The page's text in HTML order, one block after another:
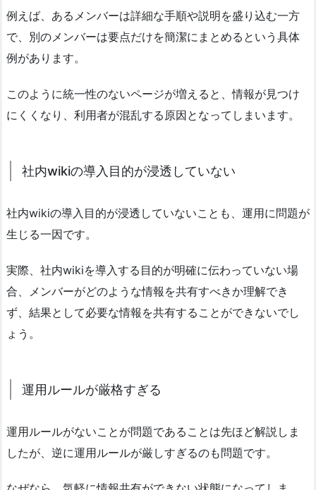
例えば、あるメンバーは詳細な手順や説明を盛り込む一方
で、別のメンバーは要点だけを簡潔にまとめるという具体
例があります。
このように統一性のないページが増えると、情報が見つけ
にくくなり、利用者が混乱する原因となってしまいます。
社内wikiの導入目的が浸透していない
社内wikiの導入目的が浸透していないことも、運用に問題が
生じる一因です。
実際、社内wikiを導入する目的が明確に伝わっていない場
合、メンバーがどのような情報を共有すべきか理解でき
ず、結果として必要な情報を共有することができないでし
ょう。
運用ルールが厳格すぎる
運用ルールがないことが問題であることは先ほど解説しま
したが、逆に運用ルールが厳しすぎるのも問題です。